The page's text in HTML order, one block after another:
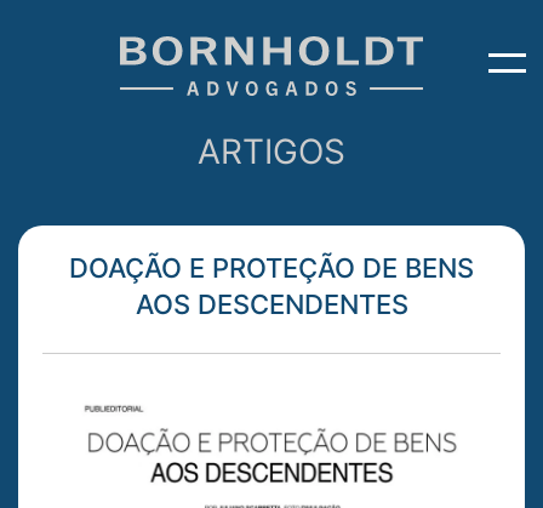
ARTIGOS
DOAÇÃO E PROTEÇÃO DE BENS
AOS DESCENDENTES